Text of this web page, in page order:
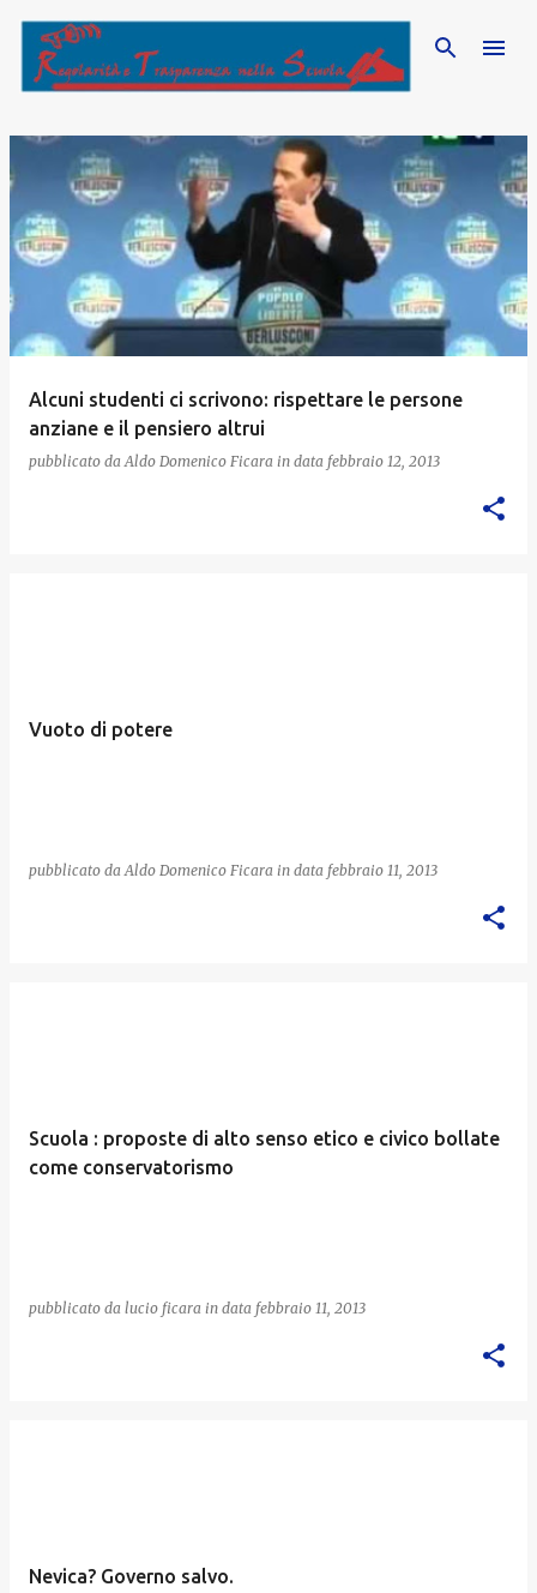
Passa ai contenuti principali
P
s
Alcuni studenti ci scrivono: rispettare le persone
anziane e il pensiero altrui
pubblicato da Aldo Domenico Ficara in data febbraio 12, 2013
Vuoto di potere
pubblicato da Aldo Domenico Ficara in data febbraio 11, 2013
Scuola : proposte di alto senso etico e civico bollate
come conservatorismo
pubblicato da lucio ficara in data febbraio 11, 2013
Nevica? Governo salvo.